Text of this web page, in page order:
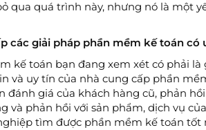
qua quá trình này, nhưng nó là một
các giải pháp phần mềm kế toán có
kế toán bạn đang xem xét có phải
và uy tín của nhà cung cấp phần
​​đánh giá của khách hàng cũ, phản
và phản hồi với sản phẩm, dịch vụ
tìm được phần mềm kế toán tốt